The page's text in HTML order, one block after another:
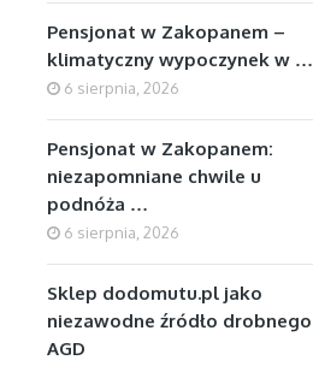
Pensjonat w Zakopanem –
klimatyczny wypoczynek w …
6 sierpnia, 2026
Pensjonat w Zakopanem:
niezapomniane chwile u
podnóża …
6 sierpnia, 2026
Sklep dodomutu.pl jako
niezawodne źródło drobnego
AGD